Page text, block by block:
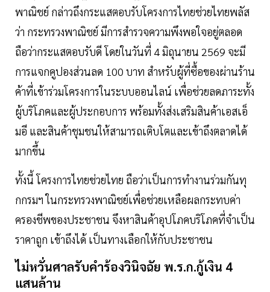
พาณิชย์ กล่าวถึงกระแสตอบรับโครงการไทยช่วยไทยพลัส
ว่า กระทรวงพาณิชย์ มีการสำรวจความพึงพอใจอยู่ตลอด
ถือว่ากระแสตอบรับดี โดยในวันที่ 4 มิถุนายน 2569 จะมี
การแจกคูปองส่วนลด 100 บาท สำหรับผู้ที่ซื้อของผ่านร้าน
ค้าที่เข้าร่วมโครงการในระบบออนไลน์ เพื่อช่วยลดภาระทั้ง
ผู้บริโภคและผู้ประกอบการ พร้อมทั้งส่งเสริมสินค้าเอสเอ็
มอี และสินค้าชุมชนให้สามารถเติบโตและเข้าถึงตลาดได้
มากขึ้น
ทั้งนี้ โครงการไทยช่วยไทย ถือว่าเป็นการทำงานร่วมกันทุ
กกรมฯ ในกระทรวงพาณิชย์เพื่อช่วยเหลือผลกระทบค่า
ครองชีพของประชาชน จึงหาสินค้าอุปโภคบริโภคที่จำเป็น
ราคาถูก เข้าถึงได้ เป็นทางเลือกให้กับประชาชน
ไม่หวั่นศาลรับคำร้องวินิจฉัย​ พ.ร.ก.กู้เงิน 4
แสนล้าน